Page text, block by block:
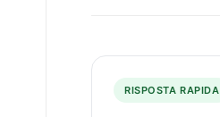
RISPOSTA RAPIDA